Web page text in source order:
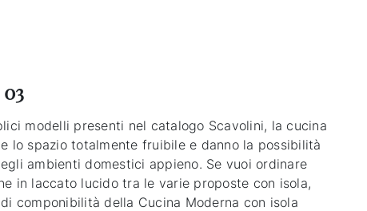
modelli presenti nel catalogo Scavolini, la cucina
lo spazio totalmente fruibile e danno la possibilità
ambienti domestici appieno. Se vuoi ordinare
in laccato lucido tra le varie proposte con isola,
componibilità della Cucina Moderna con isola